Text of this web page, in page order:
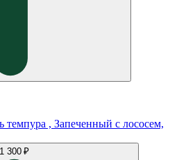
темпура , Запеченный с лососем,
1 300 ₽